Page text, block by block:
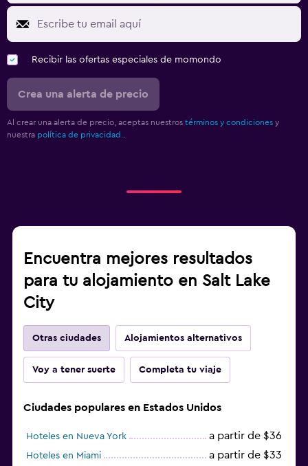
Recibir las ofertas especiales de momondo
Crea una alerta de precio
Al crear una alerta de precio, aceptas nuestros términos y condiciones y
nuestra política de privacidad.
Encuentra mejores resultados
para tu alojamiento en Salt Lake
City
Otras ciudades Alojamientos alternativos
Voy a tener suerte Completa tu viaje
Ciudades populares en Estados Unidos
Hoteles en Nueva York a partir de $36
Hoteles en Miami a partir de $33